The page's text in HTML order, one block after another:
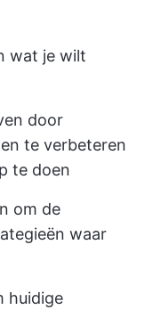
wat je wilt
door
te verbeteren
te doen
om de
waar
huidige